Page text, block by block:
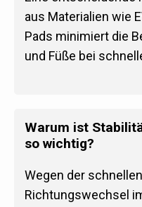
aus Materialien wie
Pads minimiert die
und Füße bei
Warum ist
so wichtig?
Wegen der
Richtungswechsel